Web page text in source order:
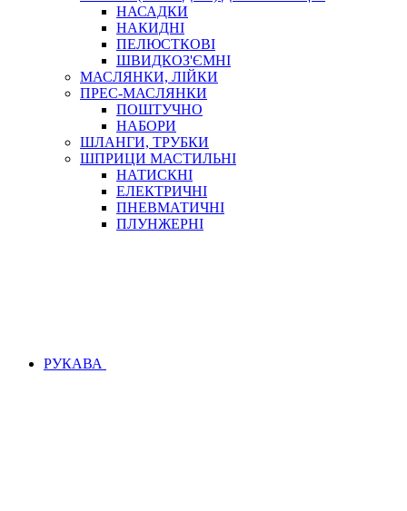
НАСАДКИ
НАКИДНІ
ПЕЛЮСТКОВІ
ШВИДКОЗ'ЄМНІ
МАСЛЯНКИ, ЛІЙКИ
ПРЕС-МАСЛЯНКИ
ПОШТУЧНО
НАБОРИ
ШЛАНГИ, ТРУБКИ
ШПРИЦИ МАСТИЛЬНІ
НАТИСКНІ
ЕЛЕКТРИЧНІ
ПНЕВМАТИЧНІ
ПЛУНЖЕРНІ
РУКАВА